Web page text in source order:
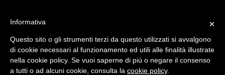
×
Informativa
Questo sito o gli strumenti terzi da questo utilizzati si avvalgono
di cookie necessari al funzionamento ed utili alle finalità illustrate
nella cookie policy. Se vuoi saperne di più o negare il consenso
a tutti o ad alcuni cookie, consulta la cookie policy.